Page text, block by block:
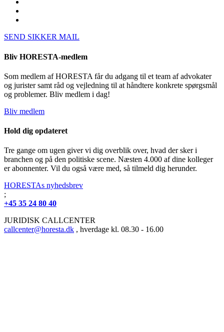
SEND SIKKER MAIL
Bliv HORESTA-medlem
Som medlem af HORESTA får du adgang til et team af advokater
og jurister samt råd og vejledning til at håndtere konkrete spørgsmål
og problemer. Bliv medlem i dag!
Bliv medlem
Hold dig opdateret
Tre gange om ugen giver vi dig overblik over, hvad der sker i
branchen og på den politiske scene. Næsten 4.000 af dine kolleger
er abonnenter. Vil du også være med, så tilmeld dig herunder.
HORESTAs nyhedsbrev
;
+45 35 24 80 40
JURIDISK CALLCENTER
callcenter@horesta.dk , hverdage kl. 08.30 - 16.00